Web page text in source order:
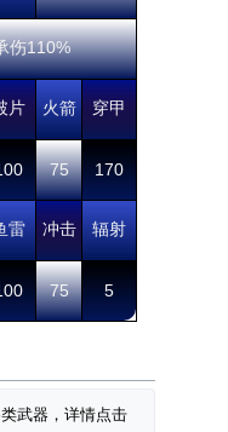
伤110%
片 火箭 穿甲
75 170
雷 冲击 辐射
75 5
武器，详情点击